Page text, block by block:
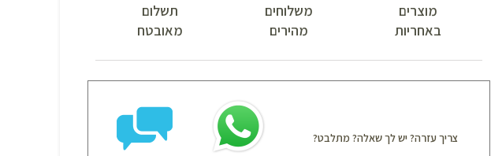
מוצרים
באחריות
משלוחים
מהירים
תשלום
מאובטח
צריך עזרה? יש לך שאלה? מתלבט?